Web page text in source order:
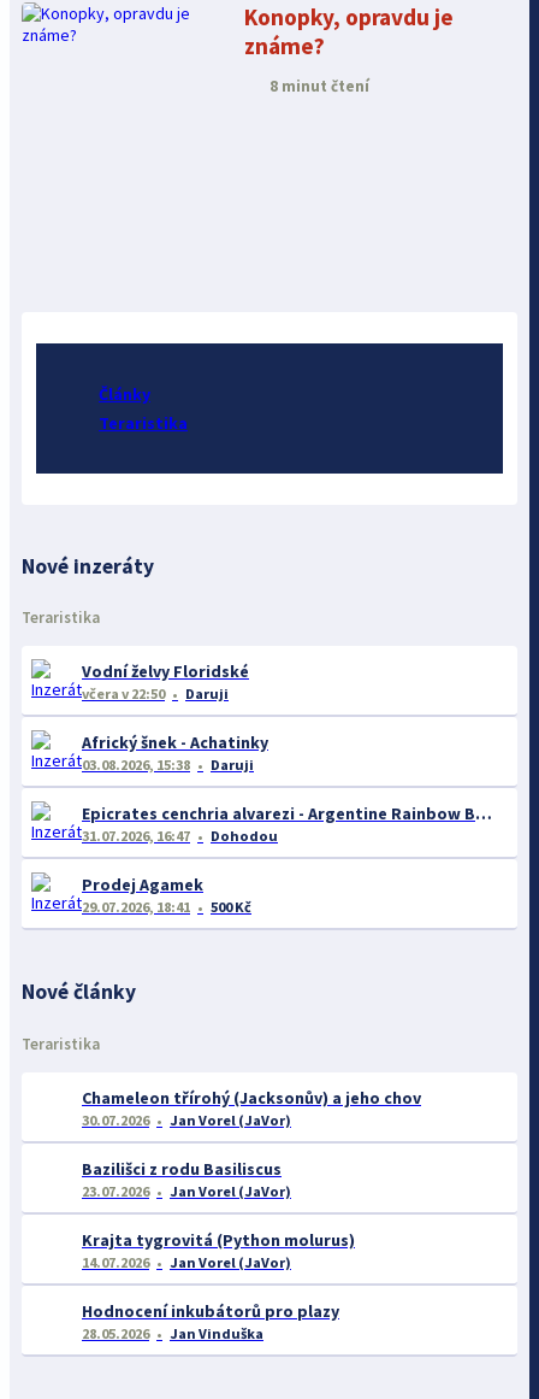
Konopky, opravdu je
známe?
8 minut čtení
Články
Teraristika
Nové inzeráty
Teraristika
Vodní želvy Floridské
včera v 22:50 Daruji
Africký šnek - Achatinky
03.08.2026, 15:38 Daruji
Epicrates cenchria alvarezi - Argentine Rainbow Boa
31.07.2026, 16:47 Dohodou
Prodej Agamek
29.07.2026, 18:41 500 Kč
Nové články
Teraristika
Chameleon třírohý (Jacksonův) a jeho chov
30.07.2026 Jan Vorel (JaVor)
Bazilišci z rodu Basiliscus
23.07.2026 Jan Vorel (JaVor)
Krajta tygrovitá (Python molurus)
14.07.2026 Jan Vorel (JaVor)
Hodnocení inkubátorů pro plazy
28.05.2026 Jan Vinduška